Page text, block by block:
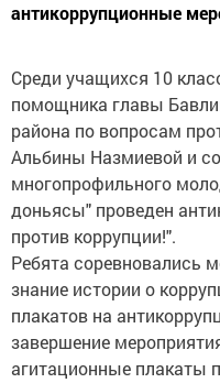
антикоррупционные
Среди учащихся 10
помощника главы
района по вопросам
Альбины Назмиевой и
многопрофильного
доньясы" проведен
против коррупции!".
Ребята соревновались
знание истории о
плакатов на
завершение
агитационные плакаты